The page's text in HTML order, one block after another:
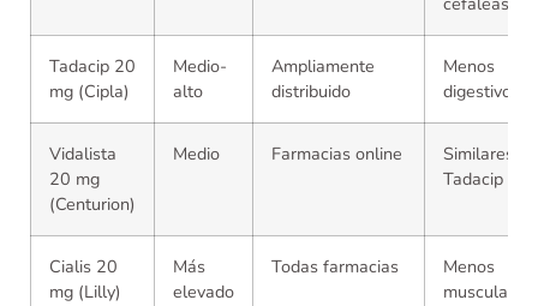
Tadacip 20
mg (Cipla)
Medio-
alto
Ampliamente
distribuido
Menos
digestivos
Vidalista
20 mg
(Centurion)
Medio Farmacias online
Similares a
Tadacip
Cialis 20
mg (Lilly)
Más
elevado
Todas farmacias
Menos
musculares